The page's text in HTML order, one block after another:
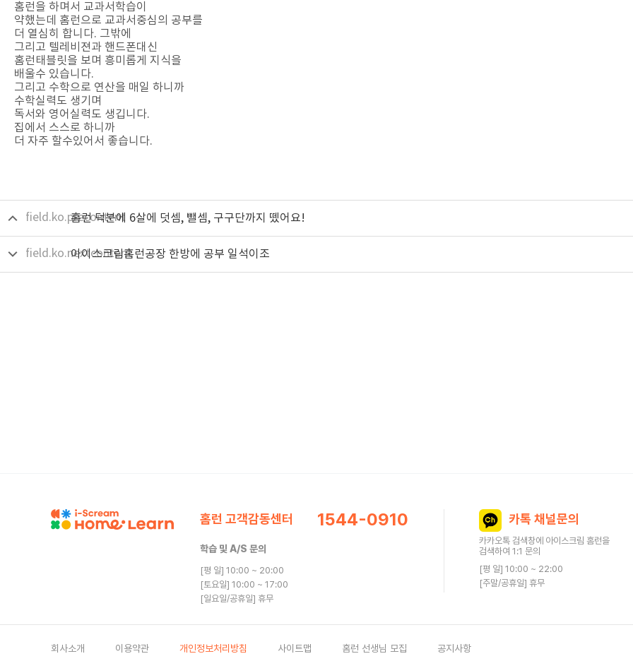
홈런을 하며서 교과서학습이
약했는데 홈런으로 교과서중심의 공부를
더 열심히 합니다. 그밖에
그리고 텔레비젼과 핸드폰대신
홈런태블릿을 보며 흥미롭게 지식을
배울수 있습니다.
그리고 수학으로 연산을 매일 하니까
수학실력도 생기며
독서와 영어실력도 생깁니다.
집에서 스스로 하니까
더 자주 할수있어서 좋습니다.
field.ko.precontent
홈런 덕분에 6살에 덧셈, 뺄셈, 구구단까지 뗐어요!
field.ko.nextcontent
아이스크림홈런공장 한방에 공부 일석이조
홈런 고객감동센터
학습 및 A/S 문의
[평 일] 10:00 ~ 20:00
[토요일] 10:00 ~ 17:00
[일요일/공휴일] 휴무
1544-0910 카톡 채널문의
카카오톡 검색창에 아이스크림 홈런을
검색하여 1:1 문의
[평 일] 10:00 ~ 22:00
[주말/공휴일] 휴무
회사소개 이용약관 개인정보처리방침 사이트맵 홈런 선생님 모집 공지사항